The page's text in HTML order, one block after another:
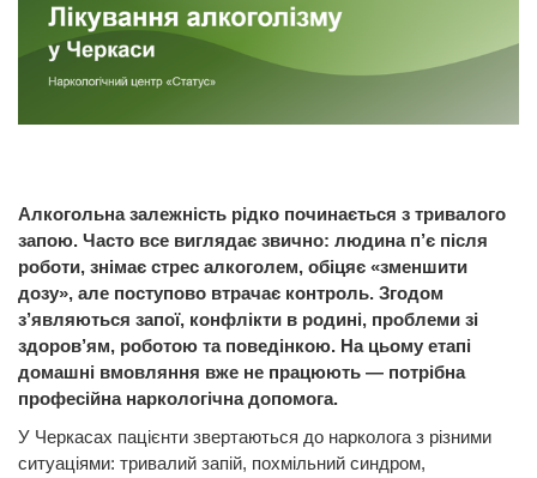
Алкогольна залежність рідко починається з тривалого
запою. Часто все виглядає звично: людина п’є після
роботи, знімає стрес алкоголем, обіцяє «зменшити
дозу», але поступово втрачає контроль. Згодом
з’являються запої, конфлікти в родині, проблеми зі
здоров’ям, роботою та поведінкою. На цьому етапі
домашні вмовляння вже не працюють — потрібна
професійна наркологічна допомога.
У Черкасах пацієнти звертаються до нарколога з різними
ситуаціями: тривалий запій, похмільний синдром,